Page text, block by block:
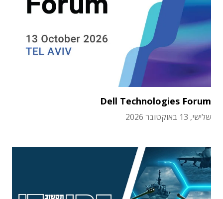
Dell Technologies Forum
שלישי, 13 באוקטובר 2026